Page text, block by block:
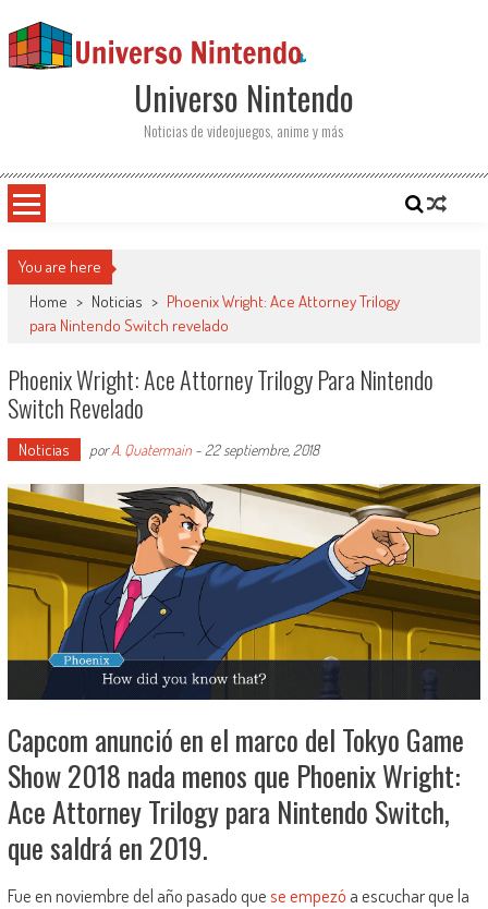
Universo Nintendo
Noticias de videojuegos, anime y más
You are here
Home > Noticias > Phoenix Wright: Ace Attorney Trilogy
para Nintendo Switch revelado
Phoenix Wright: Ace Attorney Trilogy Para Nintendo
Switch Revelado
Noticias porA. Quatermain- 22 septiembre, 2018
Capcom anunció en el marco del Tokyo Game
Show 2018 nada menos que Phoenix Wright:
Ace Attorney Trilogy para Nintendo Switch,
que saldrá en 2019.
Fue en noviembre del año pasado quese empezó a escuchar que la